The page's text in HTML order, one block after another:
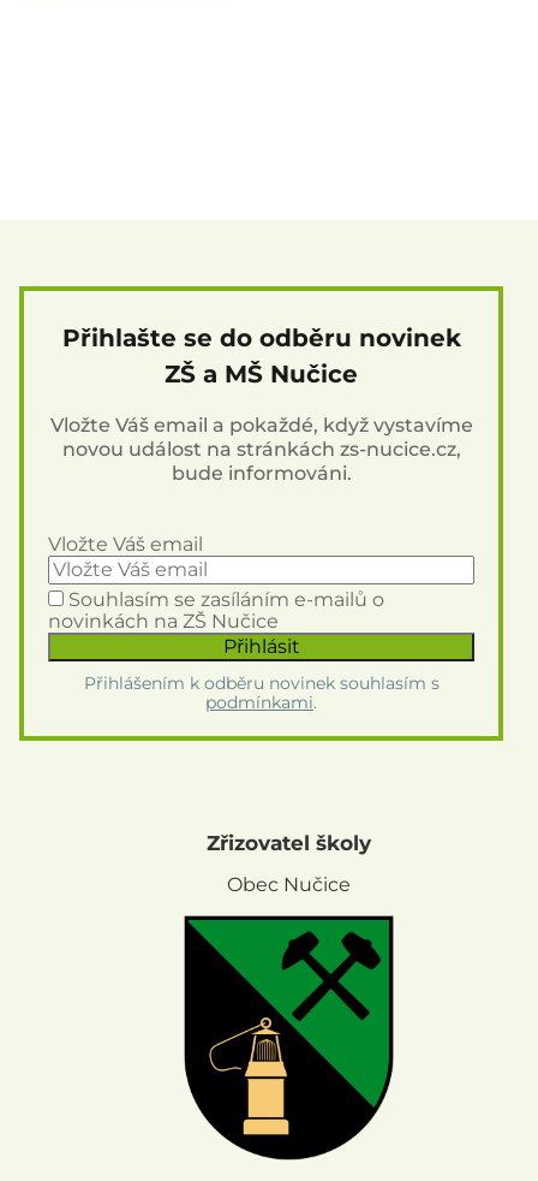
Přihlašte se do odběru novinek
ZŠ a MŠ Nučice
Vložte Váš email a pokaždé, když vystavíme
novou událost na stránkách zs-nucice.cz,
bude informováni.
Vložte Váš email
Souhlasím se zasíláním e-mailů o
novinkách na ZŠ Nučice
Přihlášením k odběru novinek souhlasím s
podmínkami.
Zřizovatel školy
Obec Nučice